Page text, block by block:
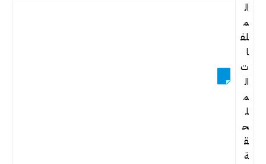
ال
م
لف
ا
ت
ال
م
ل
ح
ق
ة